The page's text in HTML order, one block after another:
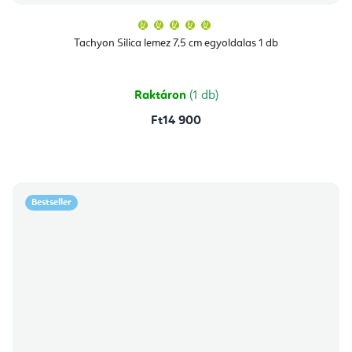
Tachyon Silica lemez 7,5 cm egyoldalas 1 db
átlagos
értékelése
csillag.
Raktáron (1 db)
Ft14 900
Bestseller